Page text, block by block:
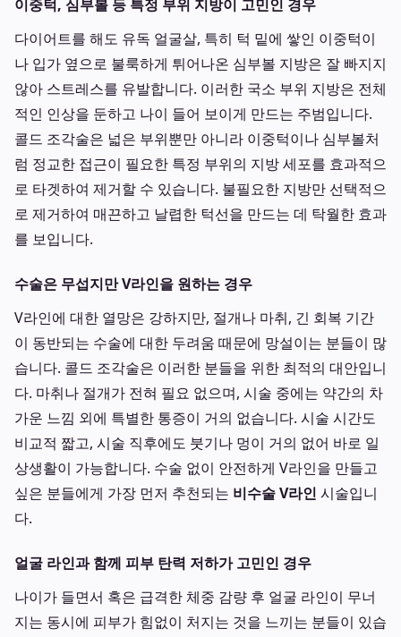
이중턱, 심부볼 등 특정 부위 지방이 고민인 경우
다이어트를 해도 유독 얼굴살, 특히 턱 밑에 쌓인 이중턱이
나 입가 옆으로 불룩하게 튀어나온 심부볼 지방은 잘 빠지지
않아 스트레스를 유발합니다. 이러한 국소 부위 지방은 전체
적인 인상을 둔하고 나이 들어 보이게 만드는 주범입니다.
콜드 조각술은 넓은 부위뿐만 아니라 이중턱이나 심부볼처
럼 정교한 접근이 필요한 특정 부위의 지방 세포를 효과적으
로 타겟하여 제거할 수 있습니다. 불필요한 지방만 선택적으
로 제거하여 매끈하고 날렵한 턱선을 만드는 데 탁월한 효과
를 보입니다.
수술은 무섭지만 V라인을 원하는 경우
V라인에 대한 열망은 강하지만, 절개나 마취, 긴 회복 기간
이 동반되는 수술에 대한 두려움 때문에 망설이는 분들이 많
습니다. 콜드 조각술은 이러한 분들을 위한 최적의 대안입니
다. 마취나 절개가 전혀 필요 없으며, 시술 중에는 약간의 차
가운 느낌 외에 특별한 통증이 거의 없습니다. 시술 시간도
비교적 짧고, 시술 직후에도 붓기나 멍이 거의 없어 바로 일
상생활이 가능합니다. 수술 없이 안전하게 V라인을 만들고
싶은 분들에게 가장 먼저 추천되는 비수술 V라인 시술입니
다.
얼굴 라인과 함께 피부 탄력 저하가 고민인 경우
나이가 들면서 혹은 급격한 체중 감량 후 얼굴 라인이 무너
지는 동시에 피부가 힘없이 처지는 것을 느끼는 분들이 있습